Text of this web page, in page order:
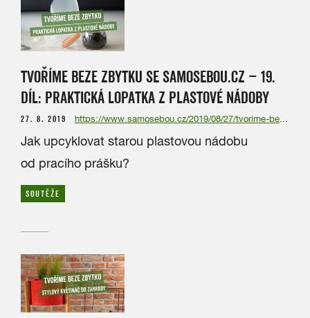
TVOŘÍME BEZE ZBYTKU SE SAMOSEBOU.CZ – 19.
DÍL: PRAKTICKÁ LOPATKA Z PLASTOVÉ NÁDOBY
27. 8. 2019 https://www.samosebou.cz/2019/08/27/tvorime-beze-zbytku-se-samosebou-cz-19-dil-prakticka-lopatka-z-plastove-nadoby/
Jak upcyklovat starou plastovou nádobu
od pracího prášku?
SOUTĚŽE